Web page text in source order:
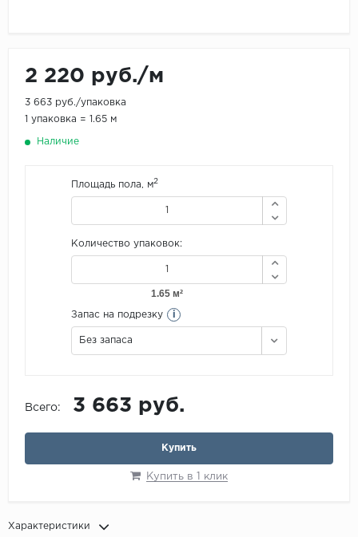
2 220 руб./м
3 663 руб./упаковка
1 упаковка = 1.65 м
Наличие
Площадь пола, м2
Количество упаковок:
Запас на подрезку i
Без запаса
Всего: 3 663 руб.
Купить
Купить в 1 клик
Характеристики